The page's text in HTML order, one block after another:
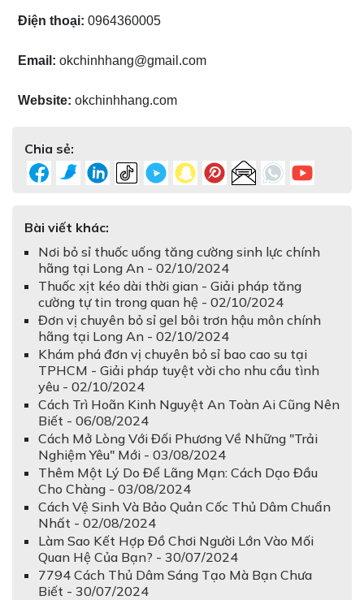
Điện thoại: 0964360005
Email: okchinhhang@gmail.com
Website: okchinhhang.com
Chia sẻ:
Bài viết khác:
Nơi bỏ sỉ thuốc uống tăng cường sinh lực chính
hãng tại Long An - 02/10/2024
Thuốc xịt kéo dài thời gian - Giải pháp tăng
cường tự tin trong quan hệ - 02/10/2024
Đơn vị chuyên bỏ sỉ gel bôi trơn hậu môn chính
hãng tại Long An - 02/10/2024
Khám phá đơn vị chuyên bỏ sỉ bao cao su tại
TPHCM - Giải pháp tuyệt vời cho nhu cầu tình
yêu - 02/10/2024
Cách Trì Hoãn Kinh Nguyệt An Toàn Ai Cũng Nên
Biết - 06/08/2024
Cách Mở Lòng Với Đối Phương Về Những "Trải
Nghiệm Yêu" Mới - 03/08/2024
Thêm Một Lý Do Để Lãng Mạn: Cách Dạo Đầu
Cho Chàng - 03/08/2024
Cách Vệ Sinh Và Bảo Quản Cốc Thủ Dâm Chuẩn
Nhất - 02/08/2024
Làm Sao Kết Hợp Đồ Chơi Người Lớn Vào Mối
Quan Hệ Của Bạn? - 30/07/2024
7794 Cách Thủ Dâm Sáng Tạo Mà Bạn Chưa
Biết - 30/07/2024